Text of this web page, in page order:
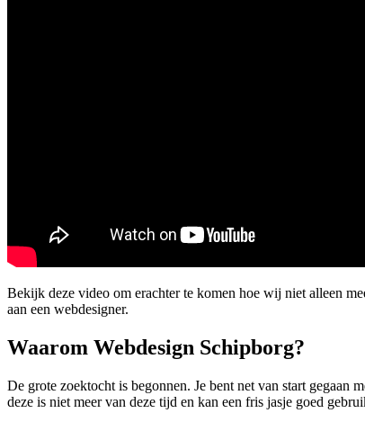
Bekijk deze video om erachter te komen hoe wij niet alleen
aan een webdesigner.
Waarom Webdesign Schipborg?
De grote zoektocht is begonnen. Je bent net van start
deze is niet meer van deze tijd en kan een fris jasje goed